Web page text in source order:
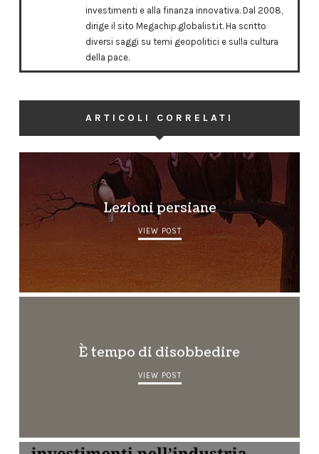
investimenti e alla finanza innovativa. Dal 2008,
dirige il sito Megachip.globalist.it. Ha scritto
diversi saggi su temi geopolitici e sulla cultura
della pace.
ARTICOLI CORRELATI
Lezioni persiane
VIEW POST
È tempo di disobbedire
VIEW POST